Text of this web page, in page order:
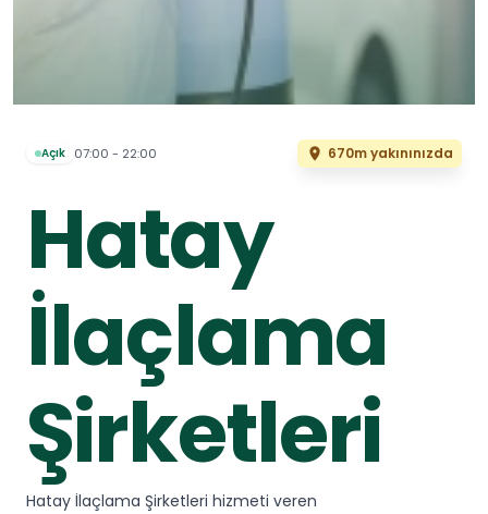
Açık 07:00 - 22:00 670m yakınınızda
Hatay
İlaçlama
Şirketleri
Hatay İlaçlama Şirketleri hizmeti veren